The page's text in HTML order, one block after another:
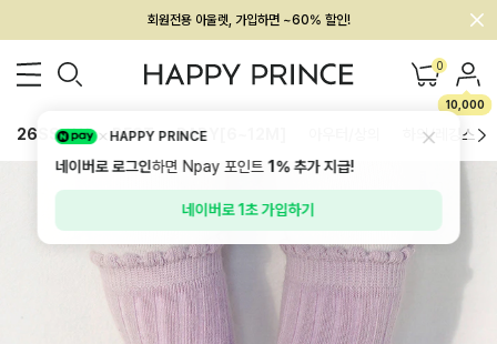
회원전용 아울렛, 가입하면 ~60% 할인!
멤버십 최대 28,000원 혜택 0
10,000
26SS 신상 BEST BABY[6~12M] 하의/레깅스
HAPPY PRINCE
네이버로 로그인하면 Npay 포인트1%추가 지급!
네이버로 1초 가입하기